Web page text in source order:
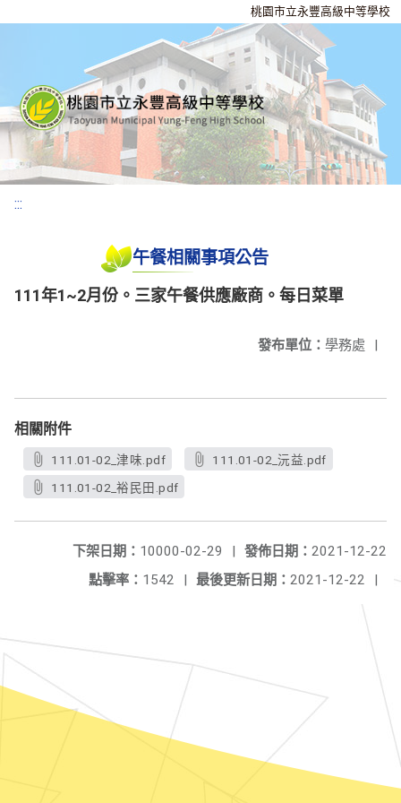
桃園市立永豐高級中等學校
:::
午餐相關事項公告
111年1~2月份。三家午餐供應廠商。每日菜單
發布單位： 學務處 |
相關附件
111.01-02_津味.pdf
111.01-02_沅益.pdf
111.01-02_裕民田.pdf
發佈日期： 2021-12-22
下架日期： 10000-02-29
|
最後更新日期： 2021-12-22 |
點擊率： 1542 |